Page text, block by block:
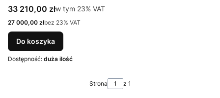
Cena brutto
33 210,00 złw tym %s VAT
w tym 23% VAT
Cena netto
27 000,00 złbez 23% VAT
Do koszyka
Dostępność: duża ilość
Strona z 1